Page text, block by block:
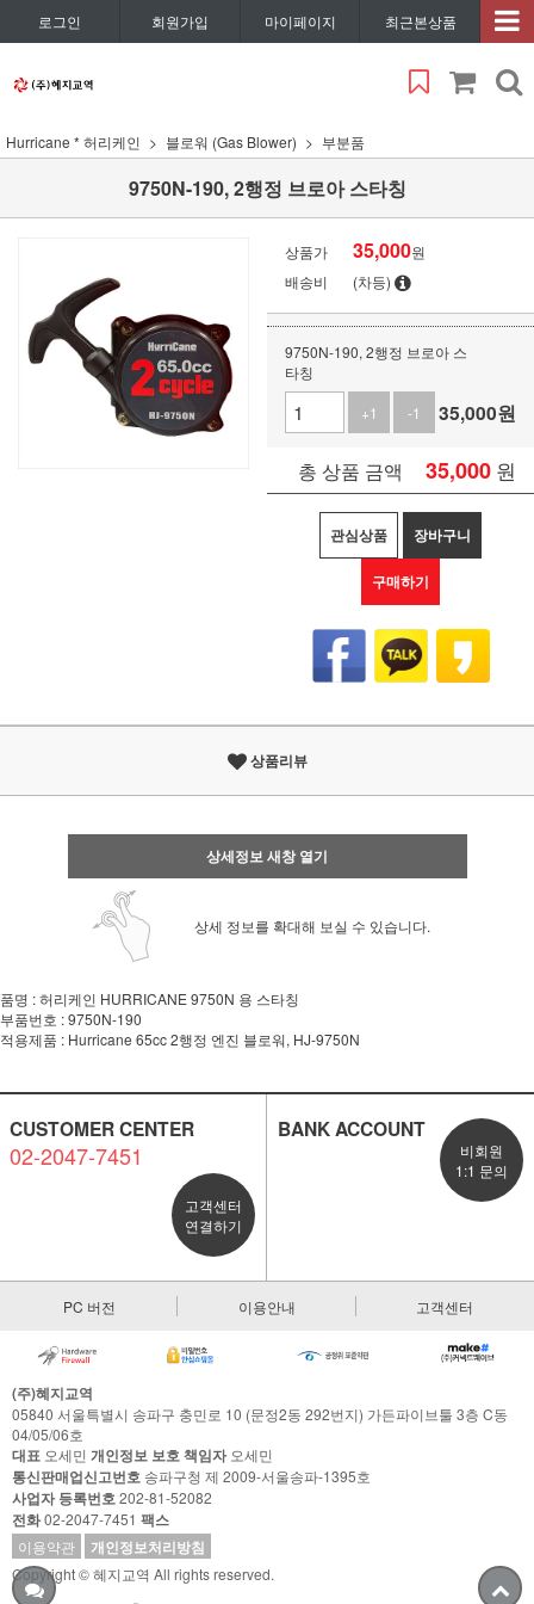
로그인 회원가입 마이페이지 최근본상품
Hurricane * 허리케인 블로워 (Gas Blower) 부분품
9750N-190, 2행정 브로아 스타칭
상품가 35,000원
배송비
(차등)
9750N-190, 2행정 브로아 스
타칭
+1
-1 35,000원
총 상품 금액 35,000 원
관심상품 장바구니
구매하기
상품리뷰
상세정보 새창 열기
상세 정보를 확대해 보실 수 있습니다.
품명 : 허리케인 HURRICANE 9750N 용 스타칭
부품번호 : 9750N-190
적용제품 : Hurricane 65cc 2행정 엔진 블로워, HJ-9750N
CUSTOMER CENTER
02-2047-7451
고객센터
연결하기
BANK ACCOUNT
비회원
1:1 문의
PC 버전 이용안내 고객센터
(주)혜지교역
05840 서울특별시 송파구 충민로 10 (문정2동 292번지) 가든파이브툴 3층 C동
04/05/06호
대표 오세민 개인정보 보호 책임자오세민
통신판매업신고번호 송파구청 제 2009-서울송파-1395호
사업자 등록번호202-81-52082
전화02-2047-7451 팩스
이용약관 개인정보처리방침
Copyright © 혜지교역 All rights reserved.